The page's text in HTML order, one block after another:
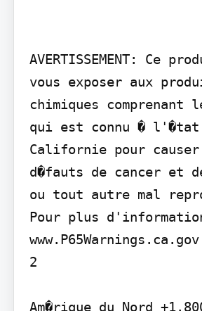
AVERTISSEMENT: Ce
vous exposer aux
chimiques comprenant
qui est connu �
Californie pour causer
d�fauts de cancer et
ou tout autre mal
Pour plus
2
Am�rique du Nord